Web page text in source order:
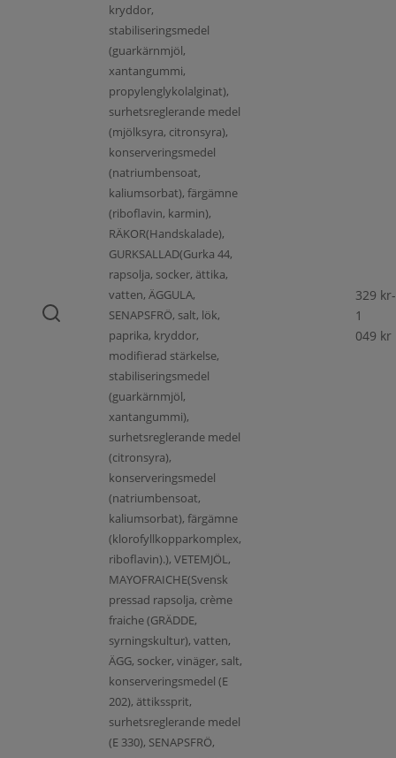
kryddor,
stabiliseringsmedel
(guarkärnmjöl,
xantangummi,
propylenglykolalginat),
surhetsreglerande medel
(mjölksyra, citronsyra),
konserveringsmedel
(natriumbensoat,
kaliumsorbat), färgämne
(riboflavin, karmin),
RÄKOR(Handskalade),
GURKSALLAD(Gurka 44,
rapsolja, socker, ättika,
vatten, ÄGGULA,
SENAPSFRÖ, salt, lök,
paprika, kryddor,
modifierad stärkelse,
stabiliseringsmedel
(guarkärnmjöl,
xantangummi),
surhetsreglerande medel
(citronsyra),
konserveringsmedel
(natriumbensoat,
kaliumsorbat), färgämne
(klorofyllkopparkomplex,
riboflavin).), VETEMJÖL,
MAYOFRAICHE(Svensk
pressad rapsolja, crème
fraiche (GRÄDDE,
syrningskultur), vatten,
ÄGG, socker, vinäger, salt,
konserveringsmedel (E
202), ättikssprit,
surhetsreglerande medel
(E 330), SENAPSFRÖ,
329 kr-
1
049 kr